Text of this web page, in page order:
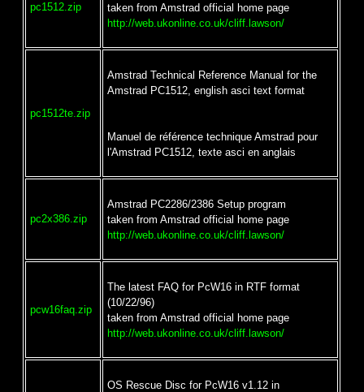
pc1512.zip
taken from Amstrad official home page
http://web.ukonline.co.uk/cliff.lawson/
pc1512te.zip
Amstrad Technical Reference Manual for the
Amstrad PC1512, english asci text format
Manuel de référence technique Amstrad pour
l'Amstrad PC1512, texte asci en anglais
pc2x386.zip
Amstrad PC2286/2386 Setup program
taken from Amstrad official home page
http://web.ukonline.co.uk/cliff.lawson/
pcw16faq.zip
The latest FAQ for PcW16 in RTF format
(10/22/96)
taken from Amstrad official home page
http://web.ukonline.co.uk/cliff.lawson/
OS Rescue Disc for PcW16 v1.12 in